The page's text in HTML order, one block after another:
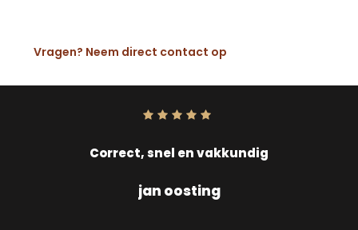
Vragen? Neem direct contact op
10
Correct, snel en vakkundig
jan oosting